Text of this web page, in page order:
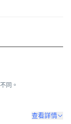
同。
查看詳情